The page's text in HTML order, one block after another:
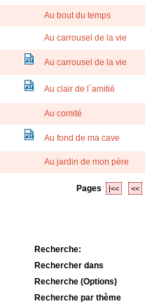
Au bout du temps
Au carrousel de la vie
Au carrousel de la vie
Au clair de l´amitié
Au comité
Au fond de ma cave
Au jardin de mon père
Pages |<< <<
Recherche:
Rechercher dans
Recherche (Options)
Recherche par thème